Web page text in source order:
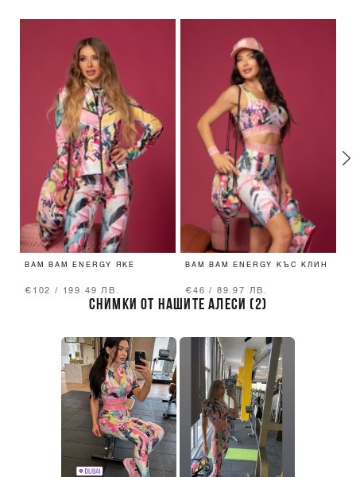
BAM BAM ENERGY ЯКЕ
€102 / 199.49 ЛВ.
BAM BAM ENERGY КЪС КЛИН
€46 / 89.97 ЛВ.
СНИМКИ ОТ НАШИТЕ АЛЕСИ (2)